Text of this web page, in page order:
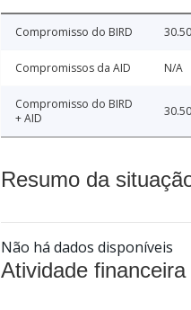
Compromisso do BIRD 30.50
Compromissos da AID N/A
Compromisso do BIRD
+ AID
30.50
Resumo da
Não há dados disponíveis
Atividade